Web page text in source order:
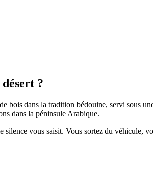
?
bois dans la tradition bédouine, servi sous
dans la péninsule Arabique.
silence vous saisit. Vous sortez du véhicule,